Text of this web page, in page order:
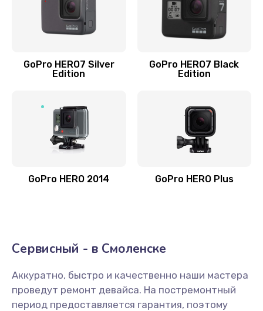
GoPro HERO7 Silver
Edition
GoPro HERO7 Black
Edition
GoPro HERO 2014 GoPro HERO Plus
Сервисный - в Смоленске
Аккуратно, быстро и качественно наши мастера
проведут ремонт девайса. На постремонтный
период предоставляется гарантия, поэтому